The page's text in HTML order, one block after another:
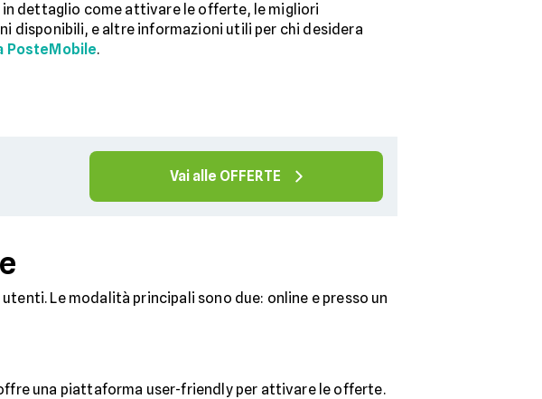
in dettaglio come attivare le offerte, le migliori
disponibili, e altre informazioni utili per chi desidera
PosteMobile.
Vai alle OFFERTE
Le modalità principali sono due: online e presso un
una piattaforma user-friendly per attivare le offerte.